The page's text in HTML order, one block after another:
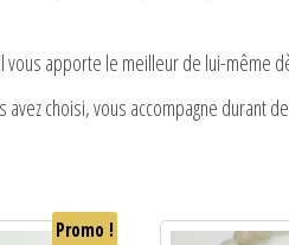
apporte le meilleur de lui-même
choisi, vous accompagne durant
Promo !